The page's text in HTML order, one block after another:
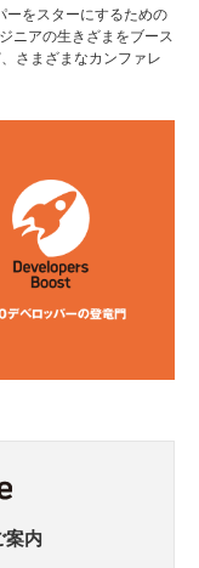
をスターにするための
ニアの生きざまをブース
さまざまなカンファレ
案内